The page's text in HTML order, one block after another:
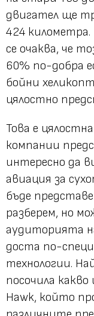
двигател ще
424 километра.
се очаква, че
60% по-добра
бойни
цялостно
Това е
компании
интересно да
авиация за
бъде
разберем, но
аудиторията
доста по-
технологии.
посочила
Hawk, който